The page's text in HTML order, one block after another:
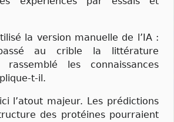
la version manuelle de l’IA :
au crible la littérature
les connaissances
t-il.
l’atout majeur. Les prédictions
des protéines pourraient